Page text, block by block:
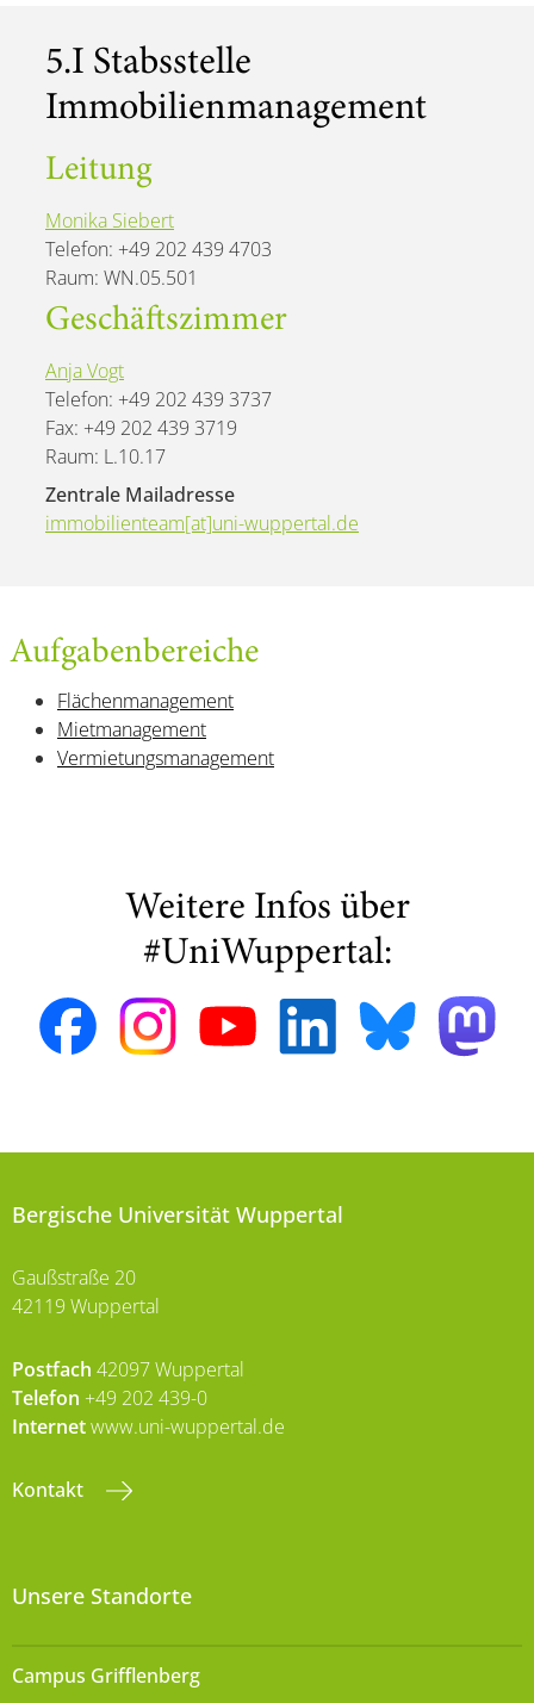
5.I Stabsstelle
Immobilienmanage­ment
Leitung
Monika Siebert
Telefon: +49 202 439 4703
Raum: WN.05.501
Geschäftszimmer
Anja Vogt
Telefon: +49 202 439 3737
Fax: +49 202 439 3719
Raum: L.10.17
Zentrale Mailadresse
immobilienteam[at]uni-wuppertal.de
Aufgabenbereiche
Flächenmanagement
Mietmanagement
Vermietungsmanagement
Weitere Infos über
#UniWuppertal:
Bergische Universität Wuppertal
Gaußstraße 20
42119 Wuppertal
Postfach 42097 Wuppertal
Telefon +49 202 439-0
Internetwww.uni-wuppertal.de
Kontakt
Unsere Standorte
Campus Grifflenberg